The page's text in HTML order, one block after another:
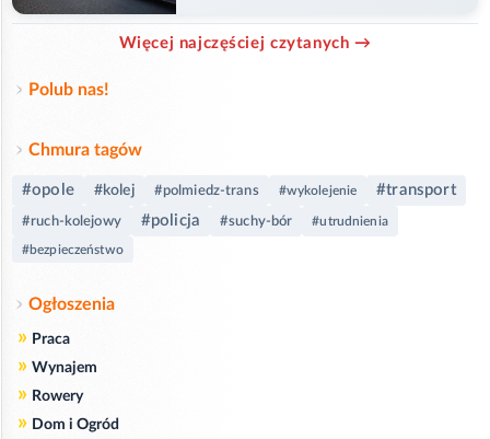
Więcej najczęściej czytanych →
Polub nas!
Chmura tagów
#opole #kolej #polmiedz-trans #wykolejenie #transport
#ruch-kolejowy #policja #suchy-bór #utrudnienia
#bezpieczeństwo
Ogłoszenia
» Praca
» Wynajem
» Rowery
» Dom i Ogród